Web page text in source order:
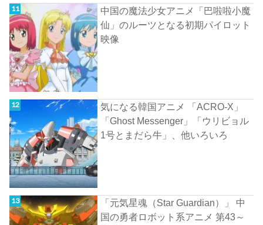
中国の魔法少女アニメ「巴啦啦小魔
仙」のルーツとなる初期パイロット
映像
気になる韓国アニメ 「ACRO-X」
「Ghost Messenger」「ウリビョル
1号とまだら牛」、他いろいろ
「元気星魂（Star Guardian）」 中
国の勇者ロボット系アニメ 第43～